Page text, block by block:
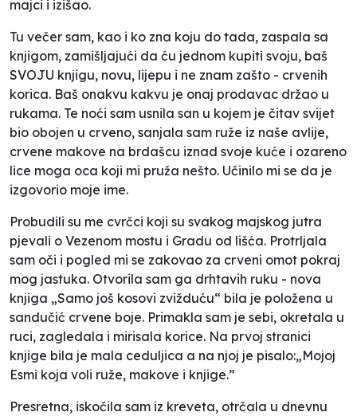
majci i izišao.
Tu večer sam, kao i ko zna koju do tada, zaspala sa
knjigom, zamišljajući da ću jednom kupiti svoju, baš
SVOJU knjigu, novu, lijepu i ne znam zašto - crvenih
korica. Baš onakvu kakvu je onaj prodavac držao u
rukama. Te noći sam usnila san u kojem je čitav svijet
bio obojen u crveno, sanjala sam ruže iz naše avlije,
crvene makove na brdašcu iznad svoje kuće i ozareno
lice moga oca koji mi pruža nešto. Učinilo mi se da je
izgovorio moje ime.
Probudili su me cvrčci koji su svakog majskog jutra
pjevali o Vezenom mostu i Gradu od lišća. Protrljala
sam oči i pogled mi se zakovao za crveni omot pokraj
mog jastuka. Otvorila sam ga drhtavih ruku - nova
knjiga „Samo još kosovi zvižduću“ bila je položena u
sandučić crvene boje. Primakla sam je sebi, okretala u
ruci, zagledala i mirisala korice. Na prvoj stranici
knjige bila je mala ceduljica a na njoj je pisalo:„Mojoj
Esmi koja voli ruže, makove i knjige.”
Presretna, iskočila sam iz kreveta, otrčala u dnevnu